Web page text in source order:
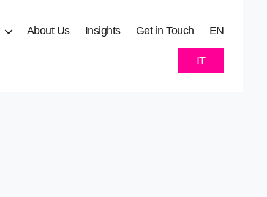
About Us Insights Get in Touch EN
IT